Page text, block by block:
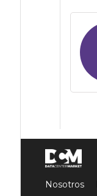
Nosotros